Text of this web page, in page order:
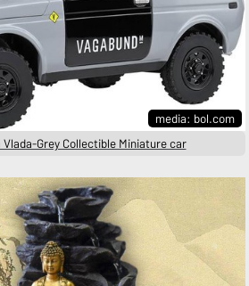
media: bol.com
Vlada-Grey Collectible Miniature car